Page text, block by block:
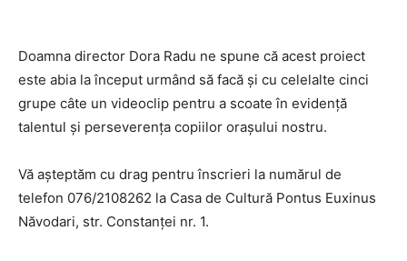
Doamna director Dora Radu ne spune că acest proiect
este abia la început urmând să facă și cu celelalte cinci
grupe câte un videoclip pentru a scoate în evidență
talentul și perseverența copiilor orașului nostru.
Vă așteptăm cu drag pentru înscrieri la numărul de
telefon 076/2108262 la Casa de Cultură Pontus Euxinus
Năvodari, str. Constanței nr. 1.